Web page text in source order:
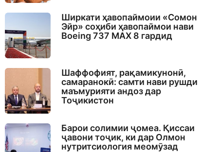
Ширкати ҳавопаймоии «Сомон
Эйр» соҳиби ҳавопаймои нави
Boeing 737 MAX 8 гардид
Шаффофият, рақамикунонӣ,
самаранокӣ: самти нави рушди
маъмурияти андоз дар
Тоҷикистон
Барои солимии ҷомеа. Қиссаи
ҷавони тоҷик, ки дар Олмон
нутритсиология меомӯзад